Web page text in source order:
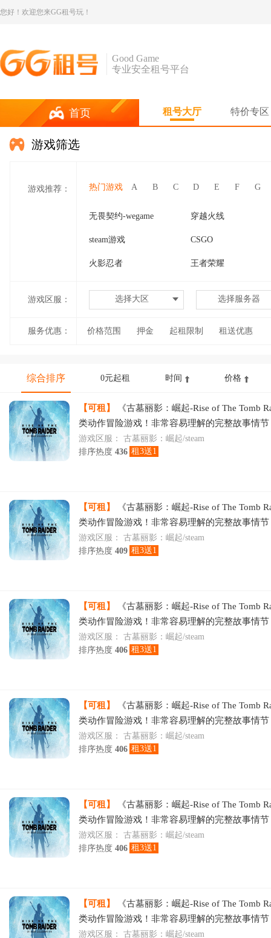
您好！欢迎您来GG租号玩！
Good Game
专业安全租号平台
首页 租号大厅 特价专区
游戏筛选
游戏推荐： 热门游戏 A B C D E F G
无畏契约-wegame 穿越火线
steam游戏 CSGO
火影忍者 王者荣耀
游戏区服： 选择大区 选择服务器
服务优惠： 价格范围 押金 起租限制 租送优惠
综合排序 0元起租 时间 价格
【可租】
《古墓丽影：崛起-Rise of The Tomb
类动作冒险游戏！非常容易理解的完整故事情
游戏区服： 古墓丽影：崛起/steam
排序热度 436 租3送1
【可租】
《古墓丽影：崛起-Rise of The Tomb
类动作冒险游戏！非常容易理解的完整故事情
险剧情令人沉迷其中！越玩越上瘾，快来体
游戏区服： 古墓丽影：崛起/steam
排序热度 409 租3送1
【可租】
《古墓丽影：崛起-Rise of The Tomb
类动作冒险游戏！非常容易理解的完整故事情
游戏区服： 古墓丽影：崛起/steam
排序热度 406 租3送1
【可租】
《古墓丽影：崛起-Rise of The Tomb
类动作冒险游戏！非常容易理解的完整故事情
游戏区服： 古墓丽影：崛起/steam
排序热度 406 租3送1
【可租】
《古墓丽影：崛起-Rise of The Tomb
类动作冒险游戏！非常容易理解的完整故事情
游戏区服： 古墓丽影：崛起/steam
排序热度 406 租3送1
【可租】
《古墓丽影：崛起-Rise of The Tomb
类动作冒险游戏！非常容易理解的完整故事情
游戏区服： 古墓丽影：崛起/steam